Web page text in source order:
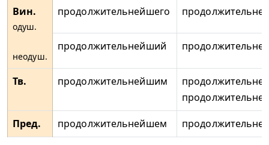
Вин.
одуш.
неодуш.
продолжительнейшего
продолжительнейший
Тв. продолжительнейшим
Пред.
продолжительнейшем